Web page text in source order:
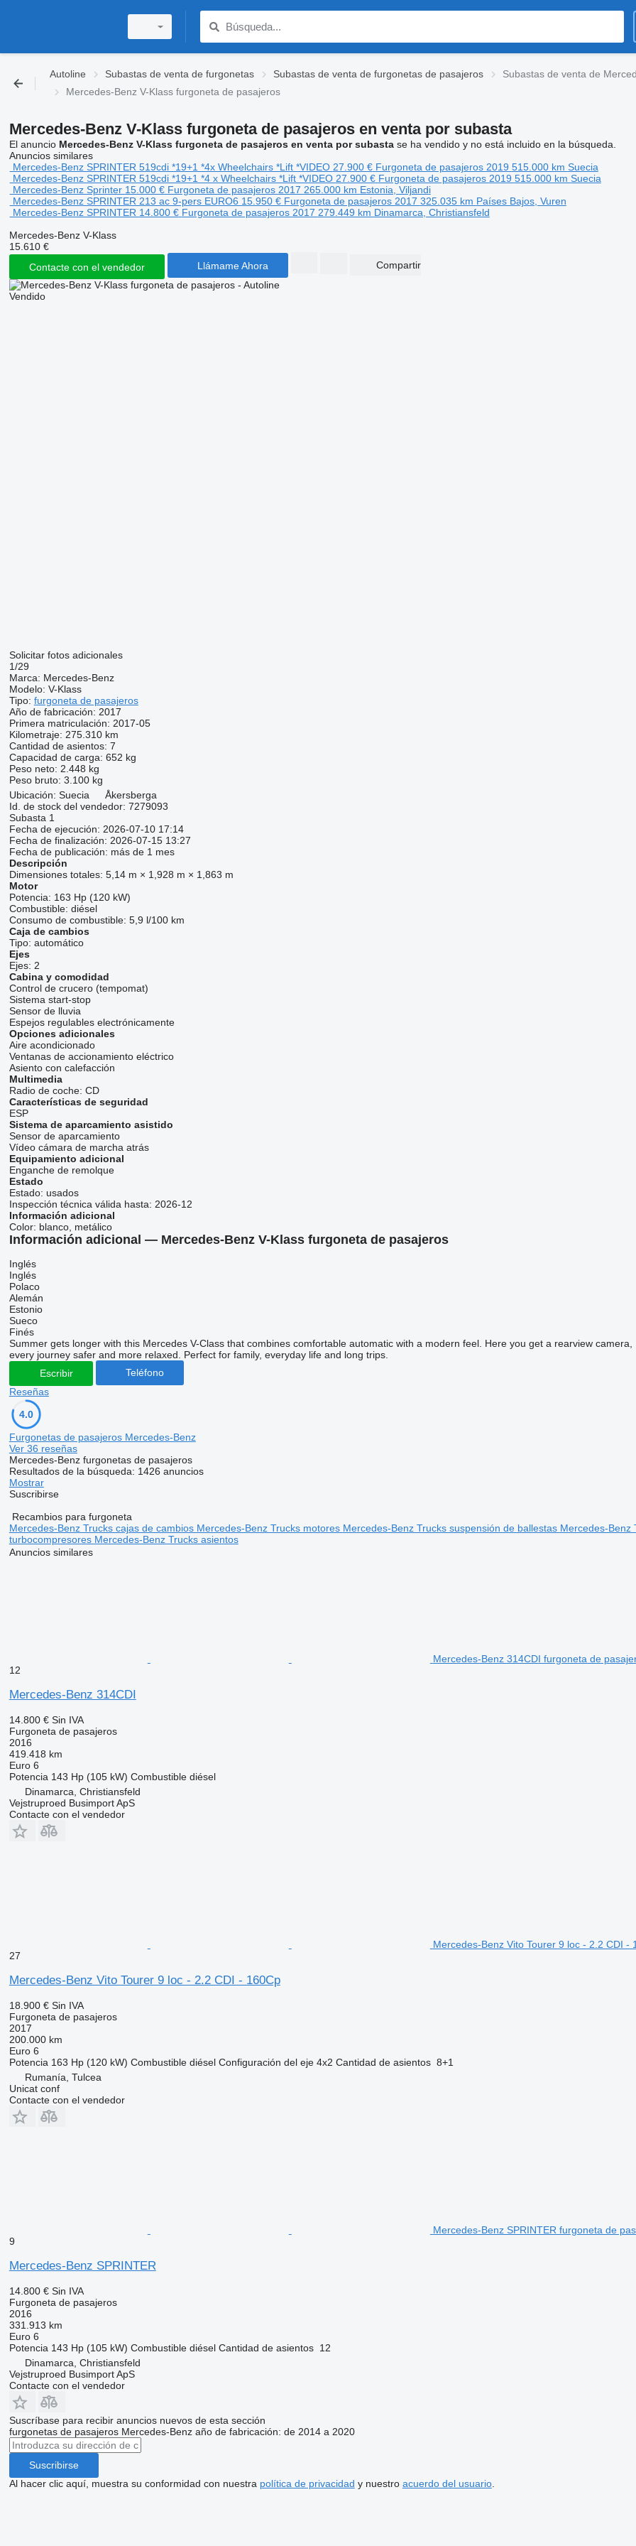
Autoline Subastas de venta de furgonetas Subastas de venta de furgonetas de pasajeros
Subastas de venta de
Mercedes-Benz V-Klass furgoneta de pasajeros
Mercedes-Benz V-Klass furgoneta de pasajeros en venta por subasta
El anuncio Mercedes-Benz V-Klass furgoneta de pasajeros en venta por subastase ha vendido y no está incluido en la búsqueda.
Anuncios similares
Mercedes-Benz SPRINTER 519cdi *19+1 *4x Wheelchairs *Lift *VIDEO 27.900 € Furgoneta de pasajeros 2019 515.000 km Suecia
Mercedes-Benz SPRINTER 519cdi *19+1 *4 x Wheelchairs *Lift *VIDEO 27.900 € Furgoneta de pasajeros 2019 515.000 km Suecia
Mercedes-Benz Sprinter 15.000 € Furgoneta de pasajeros 2017 265.000 km Estonia, Viljandi
Mercedes-Benz SPRINTER 213 ac 9-pers EURO6 15.950 € Furgoneta de pasajeros 2017 325.035 km Países Bajos, Vuren
Mercedes-Benz SPRINTER 14.800 € Furgoneta de pasajeros 2017 279.449 km Dinamarca, Christiansfeld
Mercedes-Benz V-Klass
15.610 €
Contacte con el vendedor
Llámame Ahora Compartir
Vendido
Solicitar fotos adicionales
1/29
Marca: Mercedes-Benz
Modelo: V-Klass
Tipo: furgoneta de pasajeros
Año de fabricación: 2017
Primera matriculación: 2017-05
Kilometraje: 275.310 km
Cantidad de asientos: 7
Capacidad de carga: 652 kg
Peso neto: 2.448 kg
Peso bruto: 3.100 kg
Ubicación: Suecia
Åkersberga
Id. de stock del vendedor: 7279093
Subasta 1
Fecha de ejecución: 2026-07-10 17:14
Fecha de finalización: 2026-07-15 13:27
Fecha de publicación: más de 1 mes
Descripción
Dimensiones totales: 5,14 m × 1,928 m × 1,863 m
Motor
Potencia: 163 Hp (120 kW)
Combustible: diésel
Consumo de combustible: 5,9 l/100 km
Caja de cambios
Tipo: automático
Ejes
Ejes: 2
Cabina y comodidad
Control de crucero (tempomat)
Sistema start-stop
Sensor de lluvia
Espejos regulables electrónicamente
Opciones adicionales
Aire acondicionado
Ventanas de accionamiento eléctrico
Asiento con calefacción
Multimedia
Radio de coche: CD
Características de seguridad
ESP
Sistema de aparcamiento asistido
Sensor de aparcamiento
Vídeo cámara de marcha atrás
Equipamiento adicional
Enganche de remolque
Estado
Estado: usados
Inspección técnica válida hasta: 2026-12
Información adicional
Color: blanco, metálico
Información adicional — Mercedes-Benz V-Klass furgoneta de pasajeros
Inglés
Inglés
Polaco
Alemán
Estonio
Sueco
Finés
Summer gets longer with this Mercedes V-Class that combines comfortable automatic with a modern feel. Here you get a rearview
every journey safer and more relaxed. Perfect for family, everyday life and long trips.
Escribir
Teléfono
Reseñas
4.0
Furgonetas de pasajeros Mercedes-Benz
Ver 36 reseñas
Mercedes-Benz furgonetas de pasajeros
Resultados de la búsqueda: 1426 anuncios
Mostrar
Suscribirse
Recambios para furgoneta
Mercedes-Benz Trucks cajas de cambios Mercedes-Benz Trucks motores Mercedes-Benz Trucks suspensión de ballestas Mercedes-Benz
turbocompresores Mercedes-Benz Trucks asientos
Anuncios similares
Mercedes-Benz 314CDI furgoneta de
12
Mercedes-Benz 314CDI
14.800 € Sin IVA
Furgoneta de pasajeros
2016
419.418 km
Euro 6
Potencia 143 Hp (105 kW) Combustible diésel
Dinamarca, Christiansfeld
Vejstruproed Busimport ApS
Contacte con el vendedor
Mercedes-Benz Vito Tourer 9 loc - 2.2 CDI -
27
Mercedes-Benz Vito Tourer 9 loc - 2.2 CDI - 160Cp
18.900 € Sin IVA
Furgoneta de pasajeros
2017
200.000 km
Euro 6
Potencia 163 Hp (120 kW) Combustible diésel Configuración del eje 4x2 Cantidad de asientos 8+1
Rumanía, Tulcea
Unicat conf
Contacte con el vendedor
Mercedes-Benz SPRINTER furgoneta de
9
Mercedes-Benz SPRINTER
14.800 € Sin IVA
Furgoneta de pasajeros
2016
331.913 km
Euro 6
Potencia 143 Hp (105 kW) Combustible diésel Cantidad de asientos 12
Dinamarca, Christiansfeld
Vejstruproed Busimport ApS
Contacte con el vendedor
Suscríbase para recibir anuncios nuevos de esta sección
furgonetas de pasajeros Mercedes-Benz año de fabricación: de 2014 a 2020
Suscribirse
Al hacer clic aquí, muestra su conformidad con nuestra política de privacidad y nuestro acuerdo del usuario.